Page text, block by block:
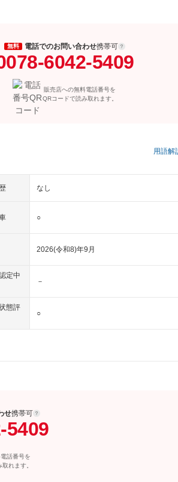
無料 電話でのお問い合わせ携帯可
6042-5409
販売店への無料電話番号を
QRコードで読み取れます。
用語解
なし
○
2026(令和8)年9月
定中
－
態評
○
せ携帯可
5409
話番号を
れます。